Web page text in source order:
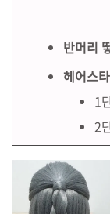
반머리
헤어스
1
2